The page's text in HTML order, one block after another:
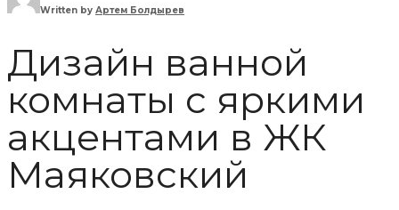
Written by Артем Болдырев
Дизайн ванной
комнаты с яркими
акцентами в ЖК
Маяковский